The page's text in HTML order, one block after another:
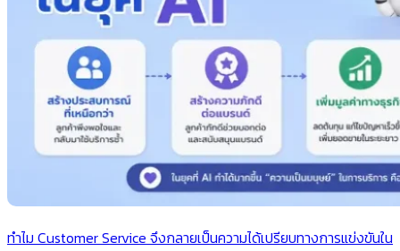
ทำไม Customer Service จึงกลายเป็นความได้เปรียบทางการแข่งขันใน